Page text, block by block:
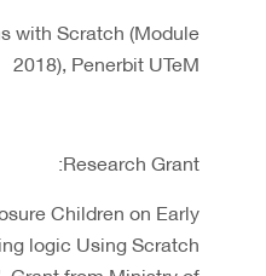
with Scratch (Module
2018), Penerbit UTeM
Research Grant:
Children on Early
logic Using Scratch